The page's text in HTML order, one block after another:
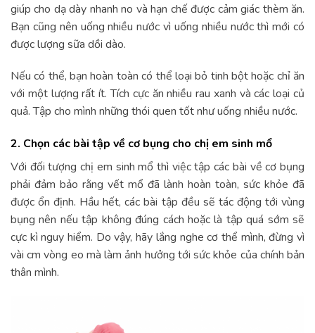
giúp cho dạ dày nhanh no và hạn chế được cảm giác thèm ăn.
Bạn cũng nên uống nhiều nước vì uống nhiều nước thì mới có
được lượng sữa dồi dào.
Nếu có thể, bạn hoàn toàn có thể loại bỏ tinh bột hoặc chỉ ăn
với một lượng rất ít. Tích cực ăn nhiều rau xanh và các loại củ
quả. Tập cho mình những thói quen tốt như uống nhiều nước.
2. Chọn các bài tập về cơ bụng cho chị em sinh mổ
Với đối tượng chị em sinh mổ thì việc tập các bài về cơ bụng
phải đảm bảo rằng vết mổ đã lành hoàn toàn, sức khỏe đã
được ổn định. Hầu hết, các bài tập đều sẽ tác động tới vùng
bụng nên nếu tập không đúng cách hoặc là tập quá sớm sẽ
cực kì nguy hiểm. Do vậy, hãy lắng nghe cơ thể mình, đừng vì
vài cm vòng eo mà làm ảnh hưởng tới sức khỏe của chính bản
thân mình.